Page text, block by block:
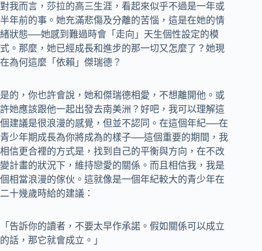
對我而言，莎拉的高三生涯，看起來似乎不過是一年或
半年前的事。她充滿悲傷及分離的苦惱，這是在她的情
緒狀態──她感到難過時會「走向」天生個性設定的模
式。那麼，她已經成長和進步的那一切又怎麼了？她現
在為何這麼「依賴」傑瑞德？
是的，你也許會說，她和傑瑞德相愛，不想離開他。或
許她應該跟他一起出發去南美洲？好吧，我可以理解這
個建議是很浪漫的感覺，但並不認同。在這個年紀──在
青少年期成長為你將成為的樣子──這個重要的期間，我
相信更合裡的方式是，找到自己的平衡與方向，在不改
變計畫的狀況下，維持戀愛的關係。而且相信我，我是
個相當浪漫的傢伙。這就像是一個年紀較大的青少年在
二十幾歲時給的建議：‬‬‬‬‬‬‬‬‬‬‬
「告訴你的讀者，不要太早作承諾。假如關係可以成立
的話，那它就會成立。」